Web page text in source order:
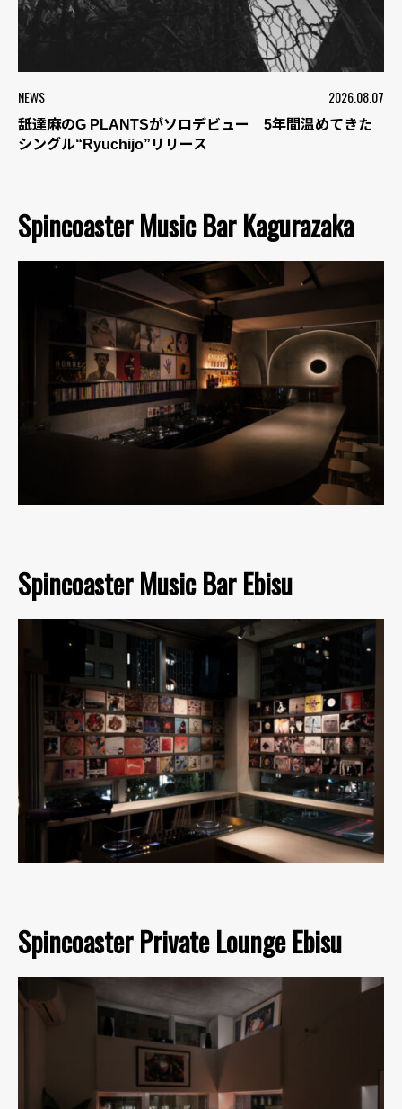
NEWS 2026.08.07
舐達麻のG PLANTSがソロデビュー 5年間温めてきた
シングル“Ryuchijo”リリース
Spincoaster Music Bar Kagurazaka
Spincoaster Music Bar Ebisu
Spincoaster Private Lounge Ebisu